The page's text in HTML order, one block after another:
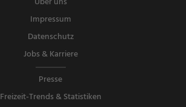
Impressum
Datenschutz
Jobs & Karriere
Presse
Freizeit-Trends & Statistiken